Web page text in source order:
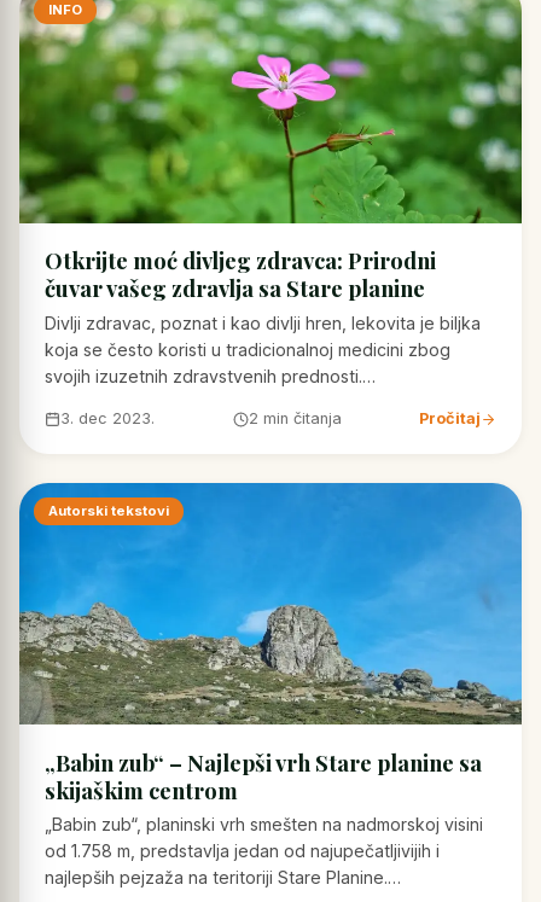
INFO
Otkrijte moć divljeg zdravca: Prirodni
čuvar vašeg zdravlja sa Stare planine
Divlji zdravac, poznat i kao divlji hren, lekovita je biljka
koja se često koristi u tradicionalnoj medicini zbog
svojih izuzetnih zdravstvenih prednosti.…
3. dec 2023. 2 min čitanja Pročitaj
Autorski tekstovi
„Babin zub“ – Najlepši vrh Stare planine sa
skijaškim centrom
„Babin zub“, planinski vrh smešten na nadmorskoj visini
od 1.758 m, predstavlja jedan od najupečatljivijih i
najlepših pejzaža na teritoriji Stare Planine.…